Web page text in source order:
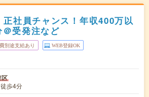
社員チャンス！年収400万以
受発注など
別途支給あり WEB登録OK
区
歩4分